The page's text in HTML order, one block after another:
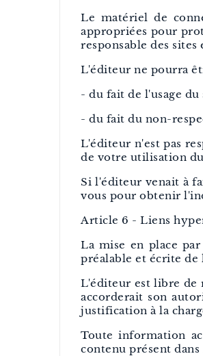
Le matériel de
appropriées pour
responsable des
L'éditeur ne pourra
- du fait de l'usage
- du fait du non-
L'éditeur n'est pas
de votre utilisation
Si l'éditeur venait à
vous pour obtenir
Article 6 - Liens
La mise en place
préalable et écrite de
L'éditeur est libre de
accorderait son
justification à la
Toute information
contenu présent